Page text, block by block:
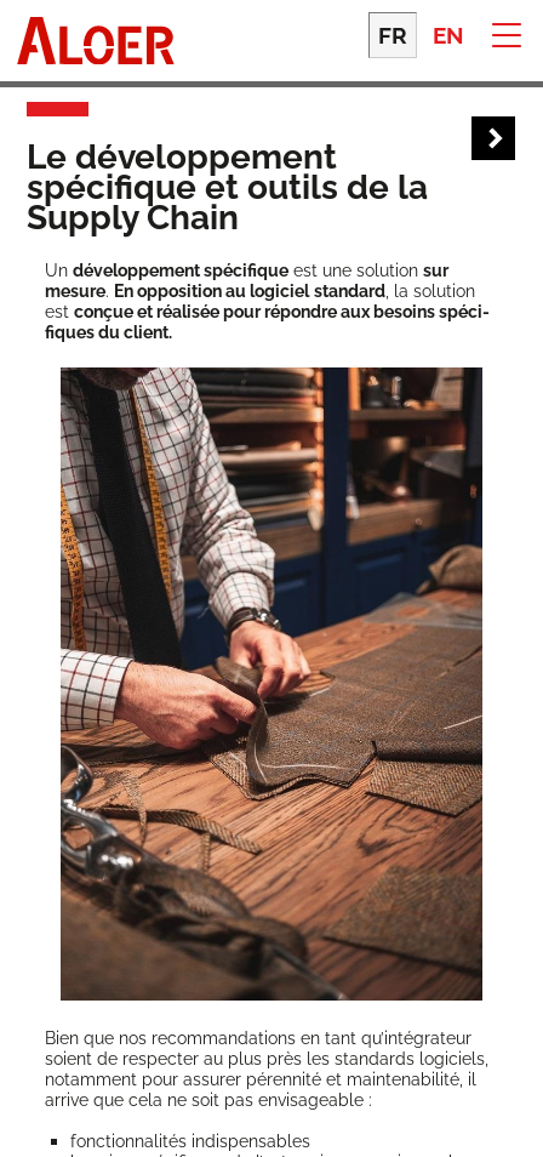
content
FR EN
Le développement
spécifique et outils de la
Supply Chain
Un déve­lop­pe­ment spé­ci­fiqueest une solu­tion sur
mesure. En oppo­si­tion au logi­ciel stan­dard, la solu­tion
est conçue et réa­li­sée pour répondre aux besoins spé­ci­
fiques du client.
Bien que nos recom­man­da­tions en tant qu’in­té­gra­teur
soient de res­pec­ter au plus près les stan­dards logi­ciels,
notam­ment pour assu­rer péren­ni­té et main­te­na­bi­li­té, il
arrive que cela ne soit pas envisageable :
fonc­tion­na­li­tés indispensables